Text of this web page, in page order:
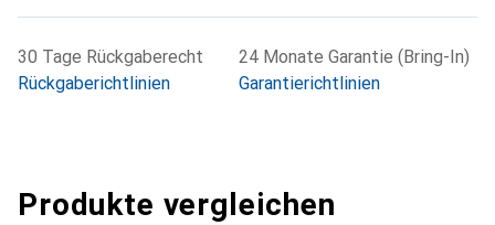
30 Tage Rückgaberecht
Rückgaberichtlinien
24 Monate Garantie (Bring-In)
Garantierichtlinien
Produkte vergleichen